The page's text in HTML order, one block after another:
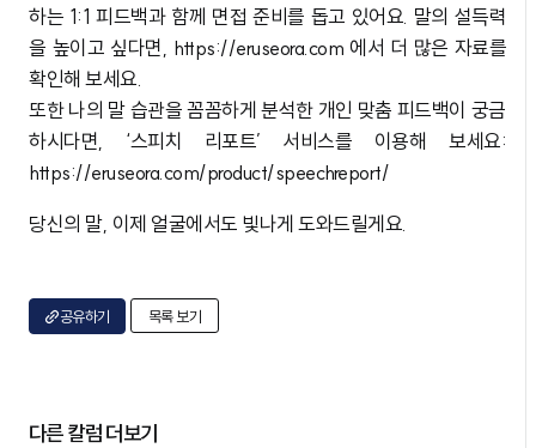
하는 1:1 피드백과 함께 면접 준비를 돕고 있어요. 말의 설득력
을 높이고 싶다면, https://eruseora.com 에서 더 많은 자료를
확인해 보세요.
또한 나의 말 습관을 꼼꼼하게 분석한 개인 맞춤 피드백이 궁금
하시다면, ‘스피치 리포트’ 서비스를 이용해 보세요:
https://eruseora.com/product/speechreport/
당신의 말, 이제 얼굴에서도 빛나게 도와드릴게요.
공유하기 목록 보기
다른 칼럼 더보기